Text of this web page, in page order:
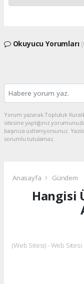
Okuyucu Yorumları
Yorum yazarak Topluluk
sitesine yaptığınız
başınıza üstleniyorsunuz.
sorumlu tutulamaz.
Anasayfa Gündem
Hangisi
(Web Sitesi) - Web Sitesi